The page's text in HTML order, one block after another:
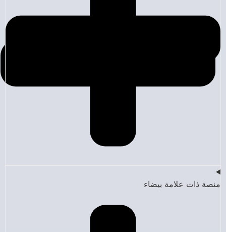
منصة ذات علامة بيضاء